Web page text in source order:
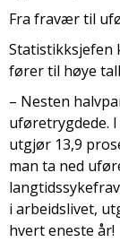
Fra fravær til
Statistikksjefen
fører til høye
– Nesten
uføretrygdede.
utgjør 13,9
man ta ned
i arbeidslivet,
hvert eneste år!